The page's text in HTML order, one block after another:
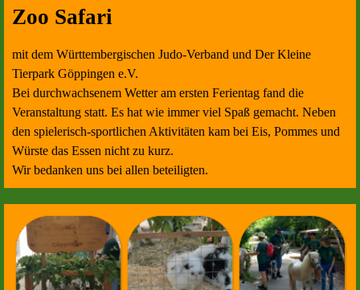
Zoo Safari
mit dem Württembergischen Judo-Verband und Der Kleine
Tierpark Göppingen e.V.
Bei durchwachsenem Wetter am ersten Ferientag fand die
Veranstaltung statt. Es hat wie immer viel Spaß gemacht. Neben
den spielerisch-sportlichen Aktivitäten kam bei Eis, Pommes und
Würste das Essen nicht zu kurz.
Wir bedanken uns bei allen beteiligten.